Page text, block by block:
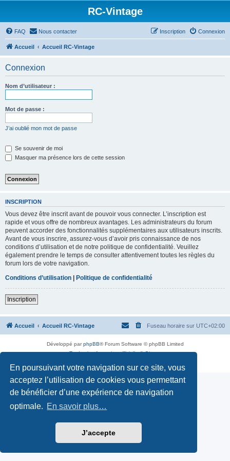
En poursuivant votre navigation sur ce site, vous
acceptez l’utilisation de cookies vous permettant
de bénéficier d’une expérience de navigation
optimale. En savoir plus…
J’accepte
RC-Vintage
FAQ Nous contacter Connexion
Inscription
Accueil Accueil RC-Vintage
Connexion
Nom d’utilisateur :
Mot de passe :
J’ai oublié mon mot de passe
Se souvenir de moi
Masquer ma présence lors de cette session
INSCRIPTION
Vous devez être inscrit avant de pouvoir vous connecter. L’inscription est
rapide et vous offre de nombreux avantages. Les administrateurs du forum
peuvent accorder des fonctionnalités supplémentaires aux utilisateurs inscrits.
Avant de vous inscrire, assurez-vous d’avoir pris connaissance de nos
conditions d’utilisation et de notre politique de confidentialité. Veuillez
également prendre le temps de consulter attentivement toutes les règles du
forum lors de votre navigation.
Conditions d’utilisation | Politique de confidentialité
Inscription
Accueil Accueil RC-Vintage Fuseau horaire sur UTC+02:00
Développé parphpBB® Forum Software © phpBB Limited
Traduction française officielle©Qiaeru